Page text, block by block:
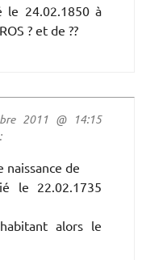
le 24.02.1850 à
? et de ??
2011 @ 14:15
naissance de
le 22.02.1735
alors le